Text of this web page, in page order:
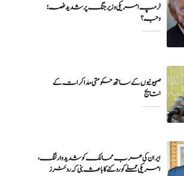
ٹرمپ امریکی وزیر جنگ پر شدید غصہ؛
وجہ ؟
صہیونیوں کے ساتھ حکومتی مذاکرات کے
نتایج
ایران کی عرب ممالک کو شدید وارننگ،
امریکی حملے کو روکنے کا باعث بنی کہ روئٹرز